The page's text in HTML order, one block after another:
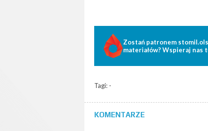
Zostań patronem
materiałów? Wspieraj nas
Tagi: -
KOMENTARZE